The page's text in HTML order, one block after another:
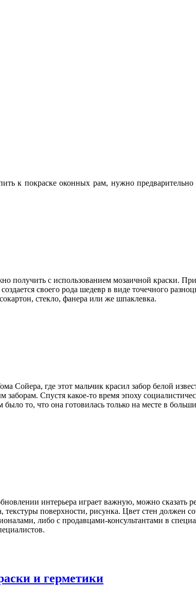
к покраске оконных рам, нужно
получить с использованием мозаичной краски.
своего рода шедевр в виде точечного
стекло, фанера или же шпаклевка.
Сойера, где этот мальчик красил забор белой
Спустя какое-то время эпоху
то, что она готовилась только на месте в
интерьера играет важную, можно сказать
поверхности, рисунка. Цвет стен должен
либо с продавцами-консультантами в
и герметики